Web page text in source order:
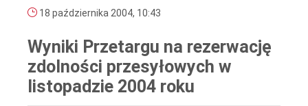
18 października 2004, 10:43
Wyniki Przetargu na rezerwację
zdolności przesyłowych w
listopadzie 2004 roku